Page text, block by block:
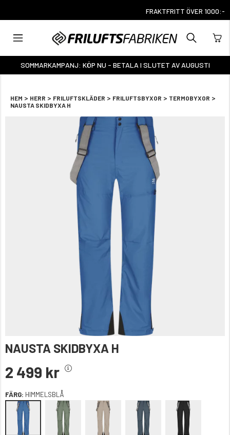
FRAKTFRITT ÖVER 1000:-
SOMMARKAMPANJ: KÖP NU - BETALA I SLUTET AV AUGUSTI
HEM > HERR > FRILUFTSKLÄDER > FRILUFTSBYXOR > TERMOBYXOR >
NAUSTA SKIDBYXA H
NAUSTA SKIDBYXA H
2 499 kr
FÄRG: HIMMELSBLÅ